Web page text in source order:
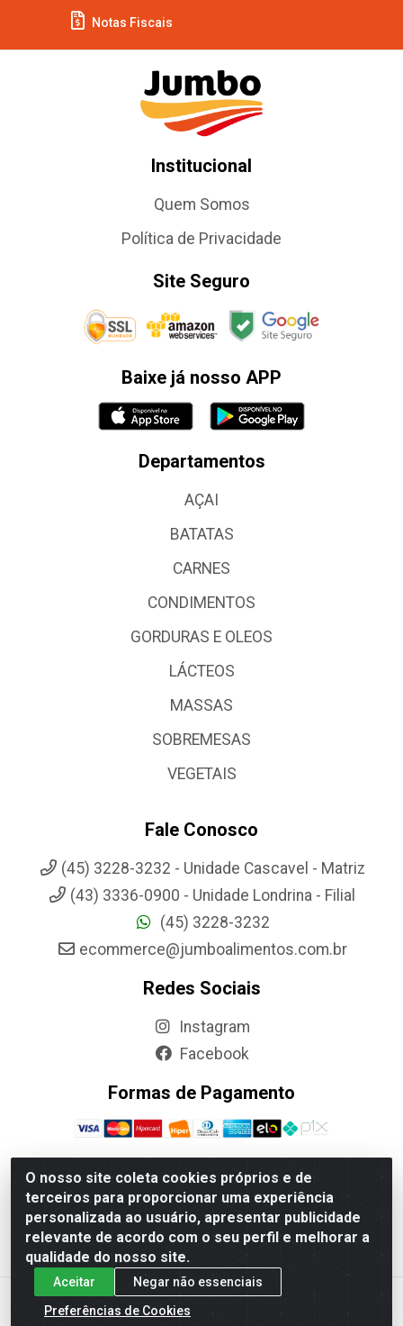
O nosso site coleta cookies próprios e de
terceiros para proporcionar uma experiência
personalizada ao usuário, apresentar publicidade
relevante de acordo com o seu perfil e melhorar a
qualidade do nosso site.
Aceitar
Negar não essenciais
Preferências de Cookies
Notas Fiscais
Institucional
Quem Somos
Política de Privacidade
Site Seguro
Baixe já nosso APP
Departamentos
AÇAI
BATATAS
CARNES
CONDIMENTOS
GORDURAS E OLEOS
LÁCTEOS
MASSAS
SOBREMESAS
VEGETAIS
Fale Conosco
(45) 3228-3232 - Unidade Cascavel - Matriz
(43) 3336-0900 - Unidade Londrina - Filial
(45) 3228-3232
ecommerce@jumboalimentos.com.br
Redes Sociais
Instagram
Facebook
Formas de Pagamento
Jumbo Alimentos Cascavel - Matriz - Rua Itatiba Do Sul,
161 - Santos Dumont, Cascavel-PR - CEP 85804-700-
CNPJ 85.522.043/0001-90